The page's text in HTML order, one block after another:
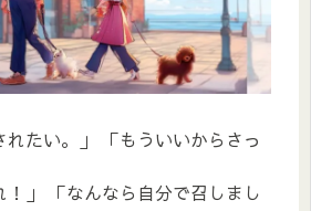
れたい。」 「もういいからさっ
！」 「なんなら自分で召しまし